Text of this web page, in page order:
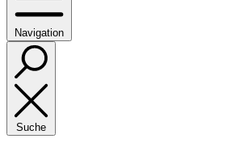
Navigation
Suche